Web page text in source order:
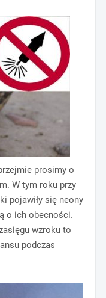
prosimy o
W tym roku przy
pojawiły się neony
o ich obecności.
wzroku to
podczas